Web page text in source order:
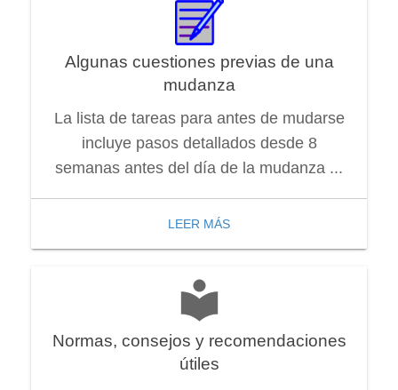
Algunas cuestiones previas de una
mudanza
La lista de tareas para antes de mudarse
incluye pasos detallados desde 8
semanas antes del día de la mudanza ...
LEER MÁS
Normas, consejos y recomendaciones
útiles